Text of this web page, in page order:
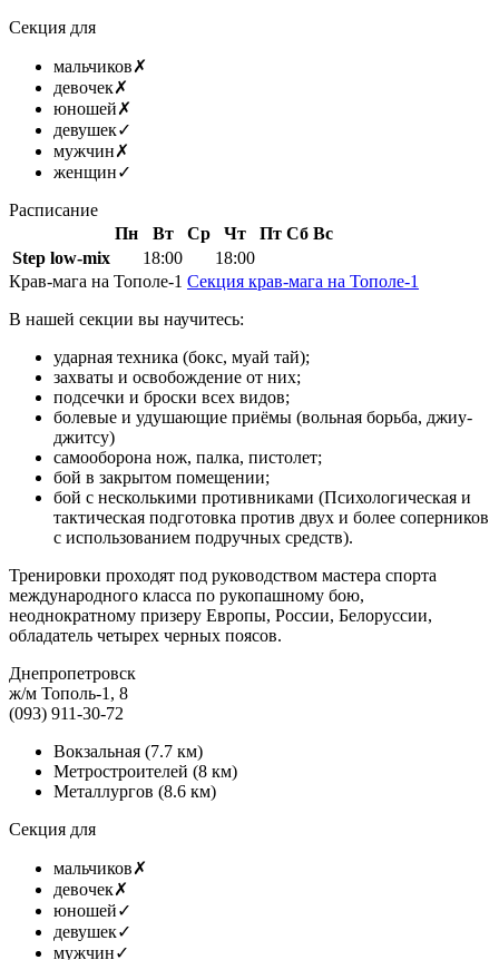
Секция для
мальчиков✗
девочек✗
юношей✗
девушек✓
мужчин✗
женщин✓
Расписание
Пн
Вт Ср Чт Пт Сб Вс
Step low-miх
18:00
18:00
Крав-мага на Тополе-1 Секция крав-мага на Тополе-1
В нашей секции вы научитесь:
ударная техника (бокс, муай тай);
захваты и освобождение от них;
подсечки и броски всех видов;
болевые и удушающие приёмы (вольная борьба, джиу-
джитсу)
самооборона нож, палка, пистолет;
бой в закрытом помещении;
бой с несколькими противниками (Психологическая и
тактическая подготовка против двух и более соперников
с использованием подручных средств).
Тренировки проходят под руководством мастера спорта
международного класса по рукопашному бою,
неоднократному призеру Европы, России, Белоруссии,
обладатель четырех черных поясов.
Днепропетровск
ж/м Тополь-1, 8
(093) 911-30-72
Вокзальная (7.7 км)
Метростроителей (8 км)
Металлургов (8.6 км)
Секция для
мальчиков✗
девочек✗
юношей✓
девушек✓
мужчин✓